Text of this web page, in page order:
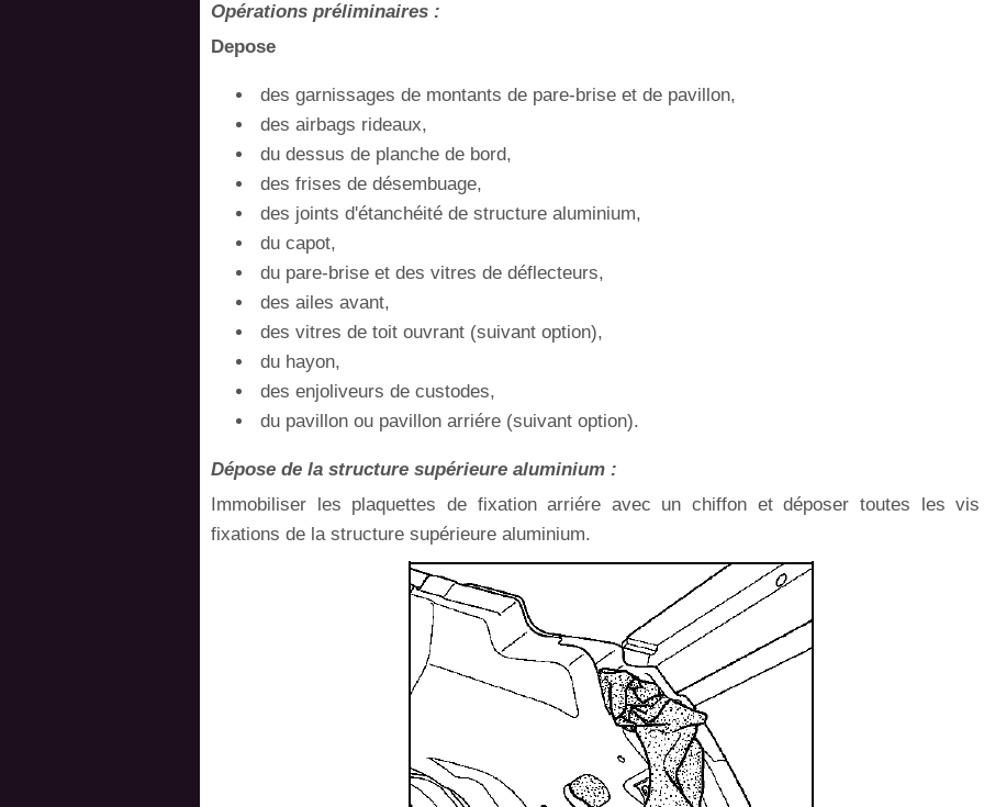
Opérations préliminaires :
Depose
des garnissages de montants de pare-brise et de pavillon,
des airbags rideaux,
du dessus de planche de bord,
des frises de désembuage,
des joints d'étanchéité de structure aluminium,
du capot,
du pare-brise et des vitres de déflecteurs,
des ailes avant,
des vitres de toit ouvrant (suivant option),
du hayon,
des enjoliveurs de custodes,
du pavillon ou pavillon arriére (suivant option).
Dépose de la structure supérieure aluminium :
Immobiliser les plaquettes de fixation arriére avec un chiffon et déposer toutes les
fixations de la structure supérieure aluminium.